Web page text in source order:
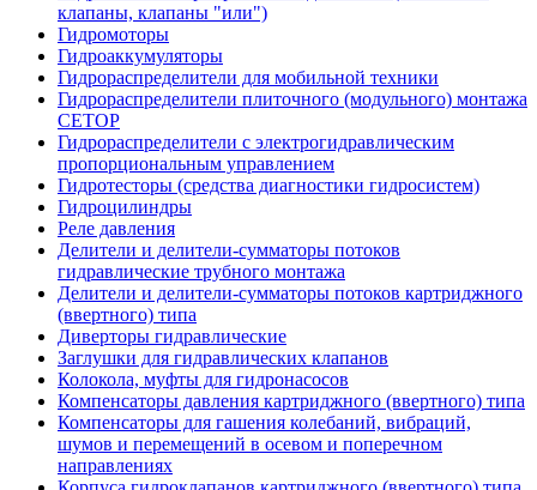
клапаны, клапаны "или")
Гидромоторы
Гидроаккумуляторы
Гидрораспределители для мобильной техники
Гидрораспределители плиточного (модульного) монтажа
СЕТОР
Гидрораспределители с электрогидравлическим
пропорциональным управлением
Гидротесторы (средства диагностики гидросистем)
Гидроцилиндры
Реле давления
Делители и делители-сумматоры потоков
гидравлические трубного монтажа
Делители и делители-сумматоры потоков картриджного
(ввертного) типа
Диверторы гидравлические
Заглушки для гидравлических клапанов
Колокола, муфты для гидронасосов
Компенсаторы давления картриджного (ввертного) типа
Компенсаторы для гашения колебаний, вибраций,
шумов и перемещений в осевом и поперечном
направлениях